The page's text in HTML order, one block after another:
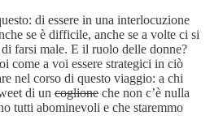
di essere in una interlocuzione
se è difficile, anche se a volte ci si
di farsi male. E il ruolo delle donne?
come a voi essere strategici in ciò
nel corso di questo viaggio: a chi
di un coglione che non c’è nulla
tutti abominevoli e che staremmo